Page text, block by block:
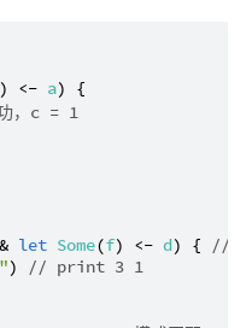
) <- a) {
，c = 1
let Some(f) <- d) {
// 两
")
// print 3 1